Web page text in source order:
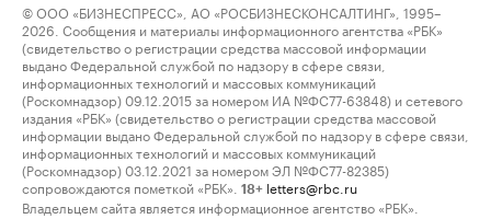
© ООО «БИЗНЕСПРЕСС», АО «РОСБИЗНЕСКОНСАЛТИНГ», 1995–
2026. Сообщения и материалы информационного агентства «РБК»
(свидетельство о регистрации средства массовой информации
выдано Федеральной службой по надзору в сфере связи,
информационных технологий и массовых коммуникаций
(Роскомнадзор) 09.12.2015 за номером ИА №ФС77-63848) и сетевого
издания «РБК» (свидетельство о регистрации средства массовой
информации выдано Федеральной службой по надзору в сфере связи,
информационных технологий и массовых коммуникаций
(Роскомнадзор) 03.12.2021 за номером ЭЛ №ФС77-82385)
сопровождаются пометкой «РБК».
18+ letters@rbc.ru
Владельцем сайта является информационное агентство «РБК».